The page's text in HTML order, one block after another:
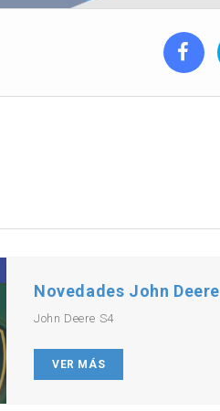
Novedades John Deere
John Deere S4
VER MÁS